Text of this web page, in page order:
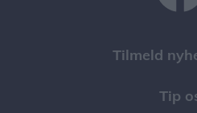
Tilmeld
Tip